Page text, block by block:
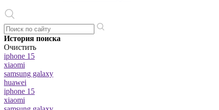
История поиска
Очистить
iphone 15
xiaomi
samsung galaxy
huawei
iphone 15
xiaomi